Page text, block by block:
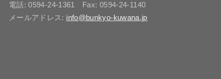
電話: 0594-24-1361 Fax: 0594-24-1140
メールアドレス: info@bunkyo-kuwana.jp